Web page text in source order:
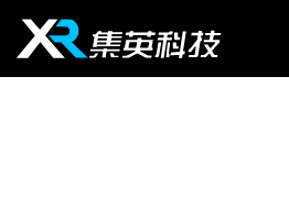
content